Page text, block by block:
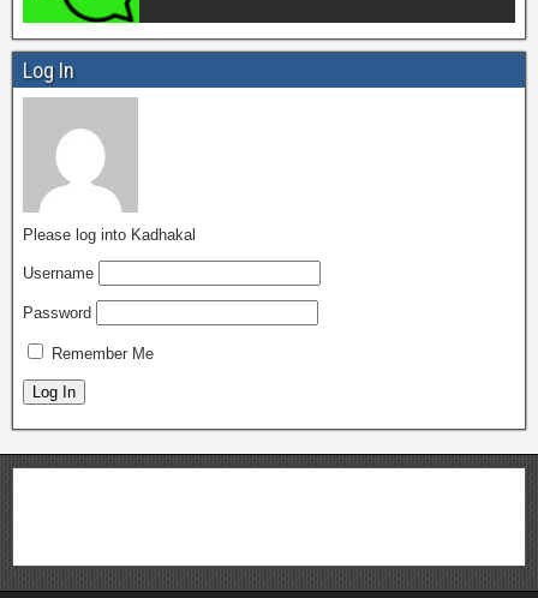
Log In
Please log into Kadhakal
Username
Password
Remember Me